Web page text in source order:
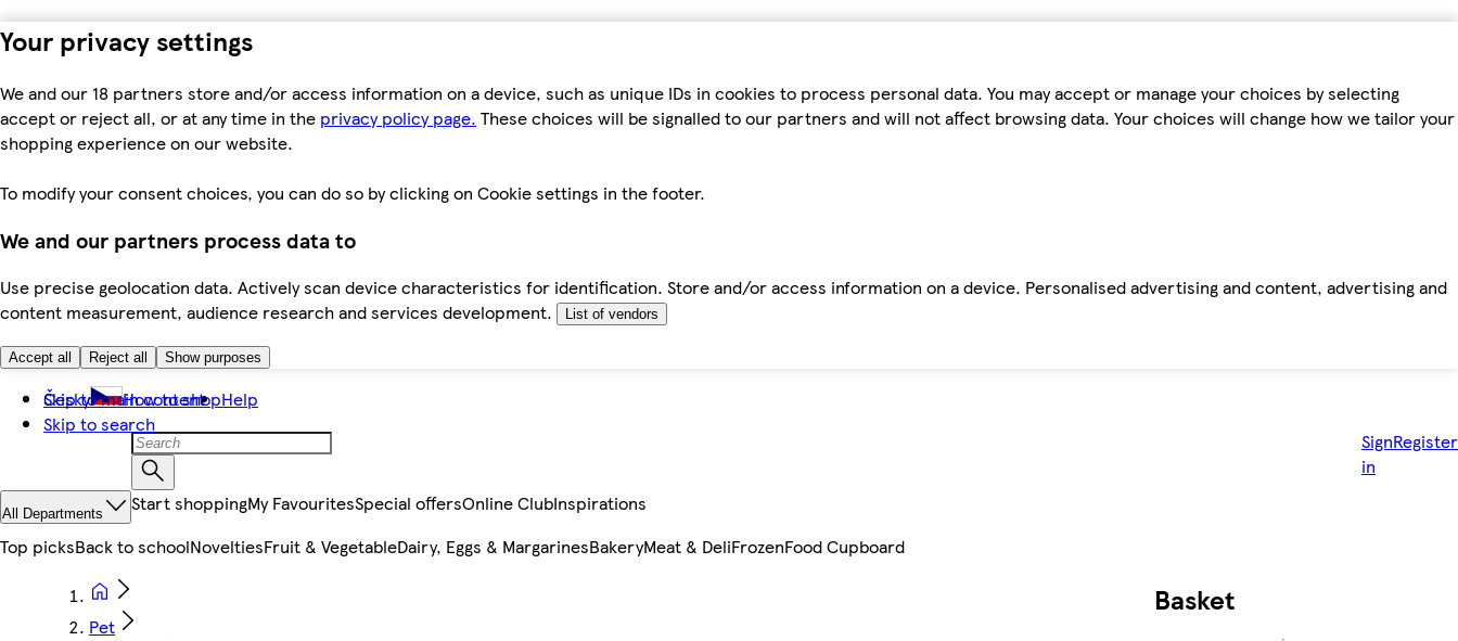
Your privacy settings
We and our 18 partners store and/or access information on a device, such as unique IDs in cookies to process personal data. You may accept or manage your choices by selecting
accept or reject all, or at any time in the privacy policy page. These choices will be signalled to our partners and will not affect browsing data. Your choices will change how we tailor your
shopping experience on our website.
To modify your consent choices, you can do so by clicking on Cookie settings in the footer.
We and our partners process data to
Use precise geolocation data. Actively scan device characteristics for identification. Store and/or access information on a device. Personalised advertising and content, advertising and
content measurement, audience research and services development.
List of vendors
Accept all Reject all Show purposes
Skip to main content
Skip to search
Česky How to shopHelp
Sign
in
Register
All Departments Start shoppingMy FavouritesSpecial offersOnline ClubInspirations
Top picksBack to schoolNoveltiesFruit & VegetableDairy, Eggs & MargarinesBakeryMeat & DeliFrozenFood Cupboard
Pet
Basket